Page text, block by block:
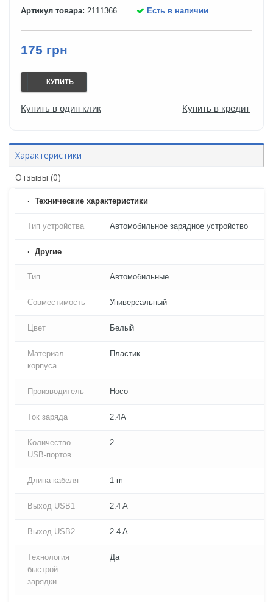
Артикул товара: 2111366 Есть в наличии
175 грн
КУПИТЬ
Купить в один клик Купить в кредит
Характеристики
Отзывы (0)
Технические характеристики
Тип устройства Автомобильное зарядное устройство
Другие
Тип Автомобильные
Совместимость Универсальный
Цвет Белый
Материал
корпуса
Пластик
Производитель Hoco
Ток заряда 2.4A
Количество
USB-портов
2
Длина кабеля 1 m
Выход USB1 2.4 A
Выход USB2 2.4 A
Технология
быстрой
зарядки
Да